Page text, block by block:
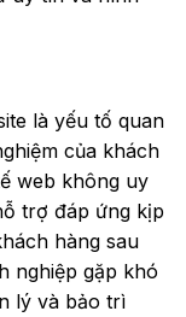
là yếu tố quan
của khách
web không uy
trợ đáp ứng kịp
hàng sau
nghiệp gặp khó
lý và bảo trì